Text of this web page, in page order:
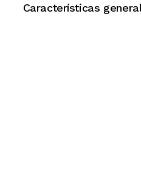
Características